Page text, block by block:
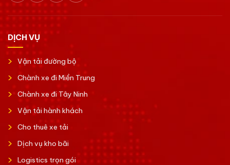
DỊCH VỤ
Vận tải đường bộ
Chành xe đi Miền Trung
Chành xe đi Tây Ninh
Vận tải hành khách
Cho thuê xe tải
Dịch vụ kho bãi
Logistics trọn gói